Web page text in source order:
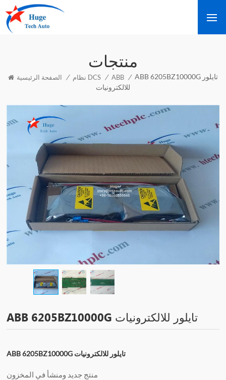
منتجات
الصفحة الرئيسية / نظام DCS / ABB / ABB 6205BZ10000G تايلور
للالكترونيات
ABB 6205BZ10000G تايلور للالكترونيات
ABB 6205BZ10000G تايلور للالكترونيات
منتج جديد ومنشأ في المخزون